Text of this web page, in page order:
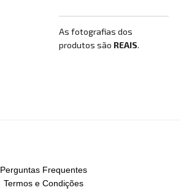
As fotografias dos
produtos são REAIS.
Perguntas Frequentes
Termos e Condições